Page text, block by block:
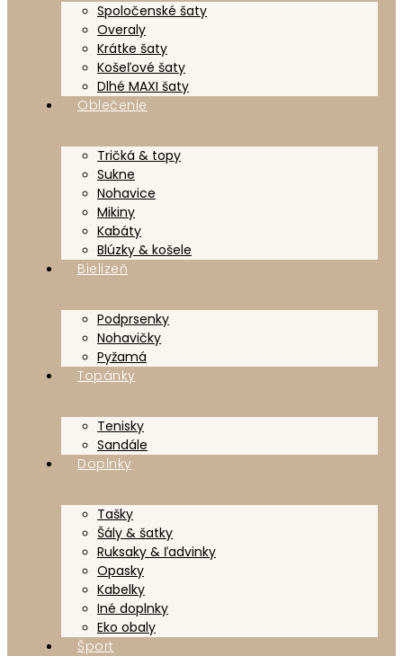
Spoločenské šaty
Overaly
Krátke šaty
Košeľové šaty
Dlhé MAXI šaty
Oblečenie
Tričká & topy
Sukne
Nohavice
Mikiny
Kabáty
Blúzky & košele
Bielizeň
Podprsenky
Nohavičky
Pyžamá
Topánky
Tenisky
Sandále
Doplnky
Tašky
Šály & šatky
Ruksaky & ľadvinky
Opasky
Kabelky
Iné doplnky
Eko obaly
Šport